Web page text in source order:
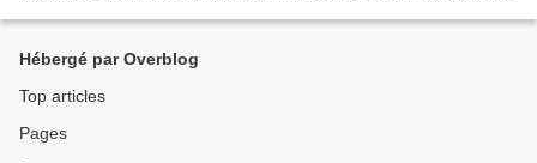
Hébergé par Overblog
Top articles
Pages